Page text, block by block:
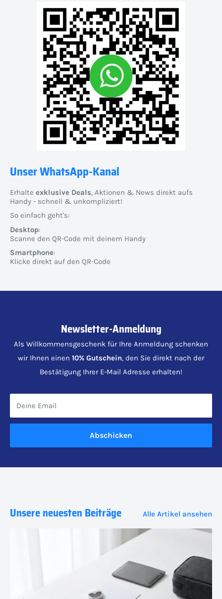
Unser WhatsApp-Kanal
Erhalte exklusive Deals, Aktionen & News direkt aufs
Handy - schnell & unkompliziert!
So einfach geht's:
Desktop:
Scanne den QR-Code mit deinem Handy
Smartphone:
Klicke direkt auf den QR-Code
Newsletter-Anmeldung
Als Willkommensgeschenk für Ihre Anmeldung schenken
wir Ihnen einen 10% Gutschein, den Sie direkt nach der
Bestätigung Ihrer E-Mail Adresse erhalten!
Deine Email
Abschicken
Unsere neuesten Beiträge Alle Artikel ansehen